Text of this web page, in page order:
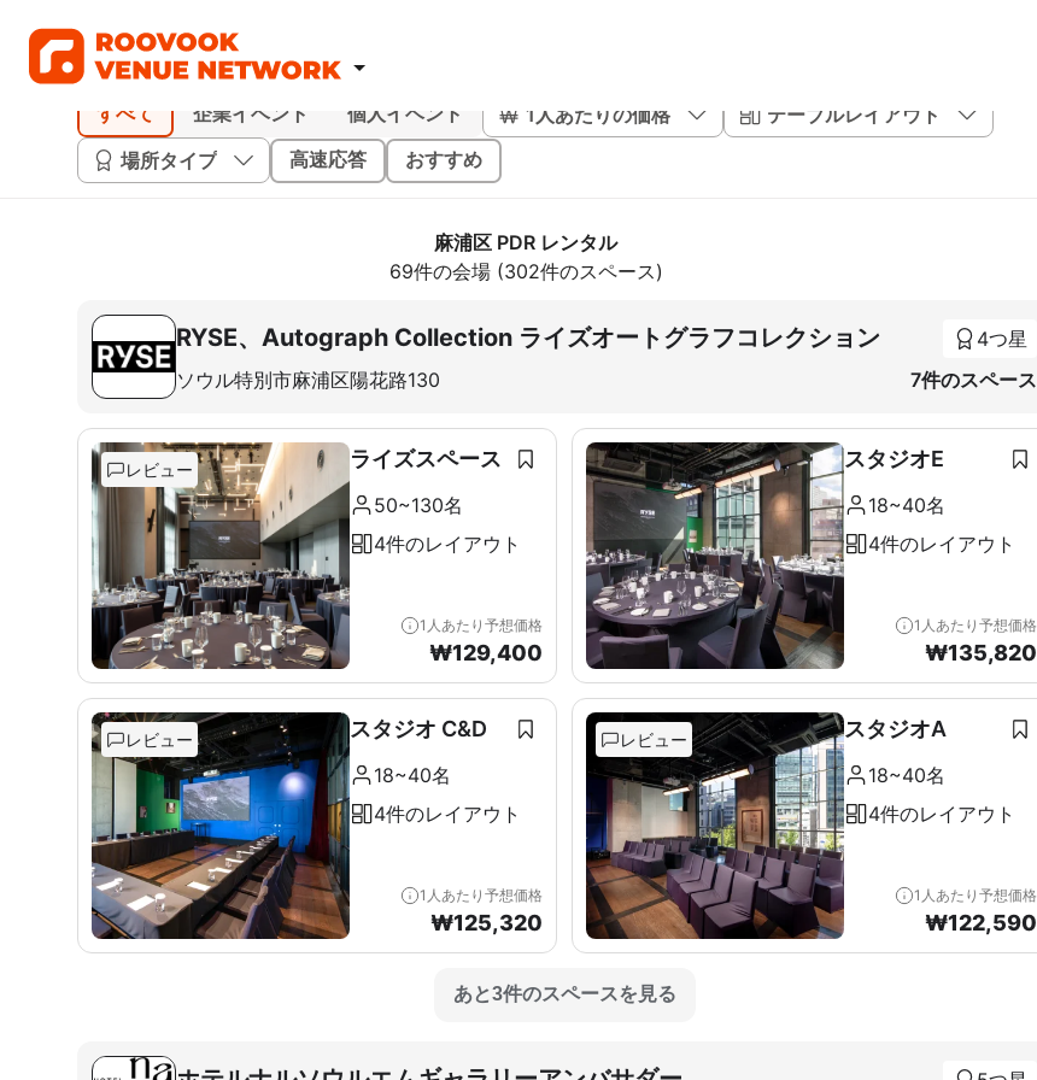
すべて 企業イベント 個人イベント 1人あたりの価格
テーブルレイアウト
場所タイプ
高速応答 おすすめ
麻浦区 PDR レンタル
69件の会場 (302件のスペース)
RYSE、Autograph Collection ライズオートグラフコレクション
ソウル特別市麻浦区陽花路130
4つ星
7件のスペース
レビュー ライズスペース
50~130名
4件のレイアウト
1人あたり予想価格
₩129,400
スタジオE
18~40名
4件のレイアウト
1人あたり予想価格
₩135,820
レビュー スタジオ C&D
18~40名
4件のレイアウト
1人あたり予想価格
₩125,320
レビュー スタジオA
18~40名
4件のレイアウト
1人あたり予想価格
₩122,590
あと3件のスペースを見る